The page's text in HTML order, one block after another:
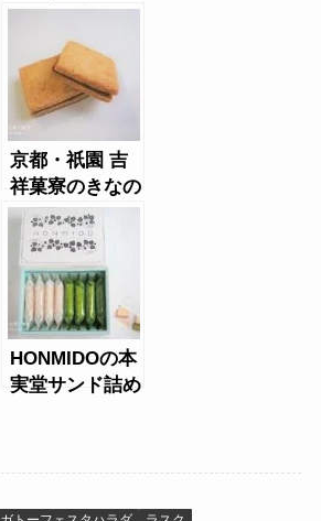
テ・デ・ロワ
京都・祇園 吉
祥菓寮のきなの
宮サンド
HONMIDOの本
実堂サンド詰め